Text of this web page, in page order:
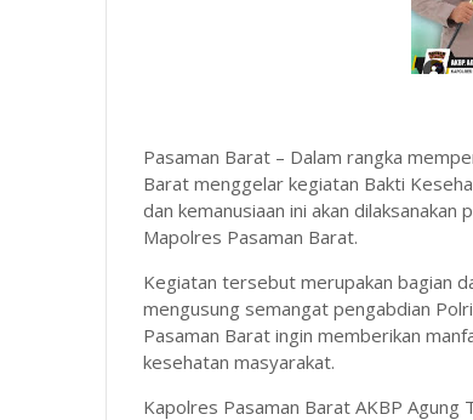
Pasaman Barat – Dalam rangka
Barat menggelar kegiatan Bakti
dan kemanusiaan ini akan
Mapolres Pasaman Barat.
Kegiatan tersebut merupakan bagian
mengusung semangat pengabdian
Pasaman Barat ingin memberikan
kesehatan masyarakat.
Kapolres Pasaman Barat AKBP Agung